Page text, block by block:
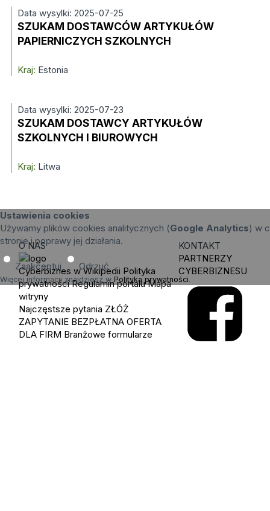
Data wysylki: 2025-07-25
SZUKAM DOSTAWCÓW ARTYKUŁÓW
PAPIERNICZYCH SZKOLNYCH
Kraj: Estonia
Data wysylki: 2025-07-23
SZUKAM DOSTAWCY ARTYKUŁÓW
SZKOLNYCH I BIUROWYCH
Kraj: Litwa
Ustawienia cookies
Używamy plików cookies analitycznych (Google Analytics) w
stronie i poprawy jej działania.
Zaakceptuj Odrzuć
Więcej informacji znajdziesz w Polityka prywatności.
O NAS
Cyberbiznes w Wikipedii Polityka
prywatności Regulamin portalu Mapa
witryny
Najczęstsze pytania ZŁÓŻ
ZAPYTANIE BEZPŁATNA OFERTA
DLA FIRM Branżowe formularze
KONTAKT
PARTNERZY
CYBERBIZNESU